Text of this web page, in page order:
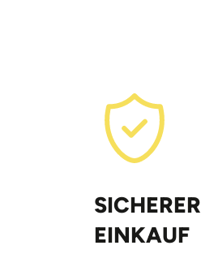
SICHERER
EINKAUF